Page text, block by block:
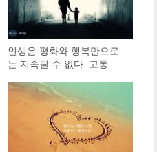
인생은 평화와 행복만으로
는 지속될 수 없다. 고통과
려워하지 말고 슬퍼하지 말
라. 참고 인내하면서 노력해
가는 것이 인생이다. 희망은
언제나 고통의 언덕 너머..